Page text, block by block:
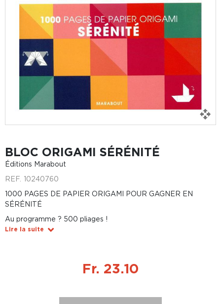
BLOC ORIGAMI SÉRÉNITÉ
Éditions Marabout
REF. 10240760
1000 PAGES DE PAPIER ORIGAMI POUR GAGNER EN
SÉRÉNITÉ
Au programme ? 500 pliages !
Lire la suite
Fr. 23.10